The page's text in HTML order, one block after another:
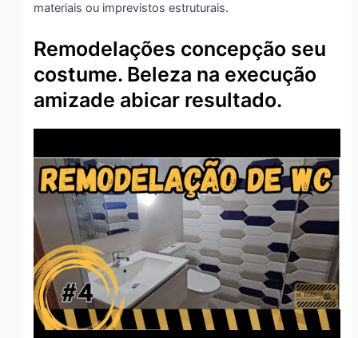
materiais ou imprevistos estruturais.
Remodelações concepção seu
costume. Beleza na execução
amizade abicar resultado.